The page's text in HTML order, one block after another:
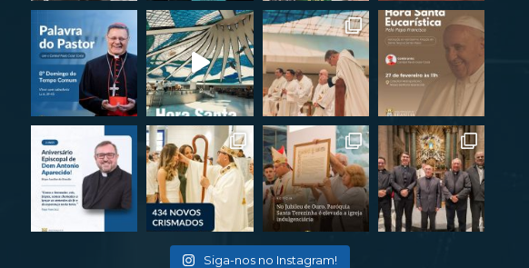
Siga-nos no Instagram!